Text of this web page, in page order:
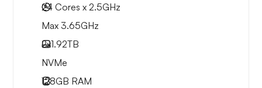
24 Cores x 2.5GHz
Max 3.65GHz
2x1.92TB
NVMe
128GB RAM